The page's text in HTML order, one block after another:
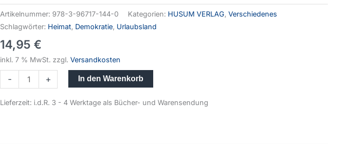
Artikelnummer: 978-3-96717-144-0 Kategorien: HUSUM VERLAG, Verschiedenes
Schlagwörter: Heimat, Demokratie, Urlaubsland
14,95 €
inkl. 7 % MwSt. zzgl. Versandkosten
- + In den Warenkorb
Lieferzeit: i.d.R. 3 - 4 Werktage als Bücher- und Warensendung